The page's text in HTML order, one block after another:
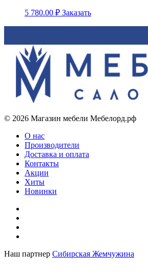
5 780.00 ₽ Заказать
© 2026 Магазин мебели Мебелорд.рф
О нас
Производители
Доставка и оплата
Контакты
Акции
Хиты
Новинки
Наш партнер Сибирская Жемчужина